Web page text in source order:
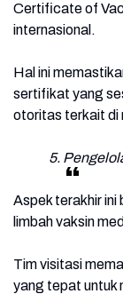
Certificate of
internasional.
Hal ini
sertifikat yang
otoritas terkait di
5.
Aspek terakhir
limbah vaksin
Tim visitasi
yang tepat untuk